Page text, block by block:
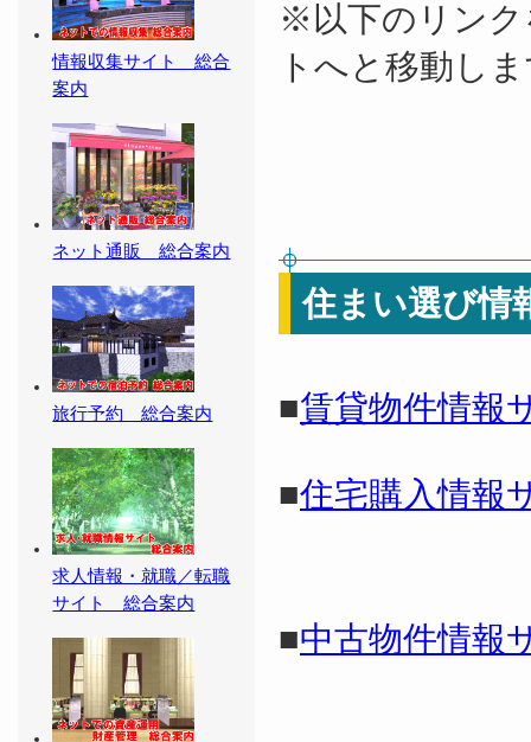
※以下のリンク
トへと移動し
住まい選び情
■賃貸物件情報
■住宅購入情報
■中古物件情報
情報収集サイト 総合
案内
ネット通販 総合案内
旅行予約 総合案内
求人情報・就職／転職
サイト 総合案内